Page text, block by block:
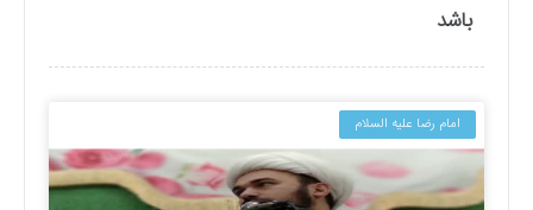
باشد
امام رضا علیه السلام